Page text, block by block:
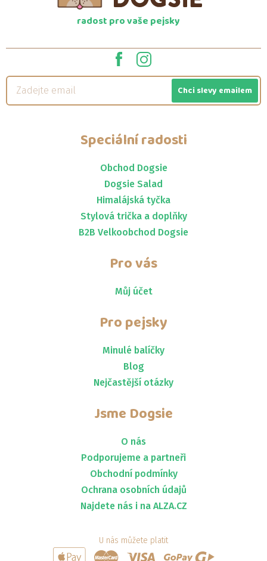
radost pro vaše pejsky
Chci slevy emailem
Speciální radosti
Obchod Dogsie
Dogsie Salad
Himalájská tyčka
Stylová trička a doplňky
B2B Velkoobchod Dogsie
Pro vás
Můj účet
Pro pejsky
Minulé balíčky
Blog
Nejčastější otázky
Jsme Dogsie
O nás
Podporujeme a partneři
Obchodní podmínky
Ochrana osobních údajů
Najdete nás i na ALZA.CZ
U nás můžete platit